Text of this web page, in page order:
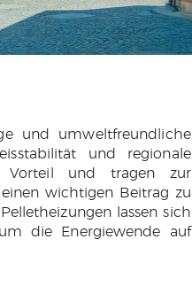
und umweltfreundliche
und regionale
Vorteil und tragen zur
wichtigen Beitrag zu
lassen sich
die Energiewende auf